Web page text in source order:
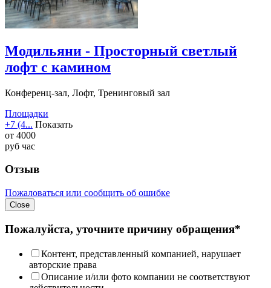
Модильяни - Просторный светлый
лофт с камином
Конференц-зал, Лофт, Тренинговый зал
Площадки
+7 (4... Показать
от 4000
руб час
Отзыв
Пожаловаться или сообщить об ошибке
Close
Пожалуйста, уточните причину обращения*
Контент, представленный компанией, нарушает
авторские права
Описание и/или фото компании не соответствуют